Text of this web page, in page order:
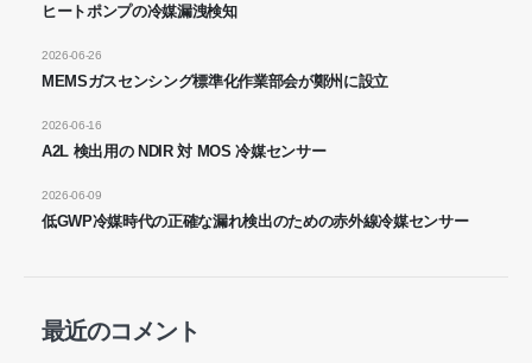
ヒートポンプの冷媒漏洩検知
MEMSガスセンシング標準化作業部会が鄭州に設立
2026-06-26
A2L 検出用の NDIR 対 MOS 冷媒センサー
2026-06-16
低GWP冷媒時代の正確な漏れ検出のための赤外線冷媒センサー
2026-06-09
最近のコメント
： + 8618595618735
ホット製品